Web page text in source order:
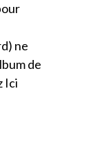
ne
de
Ici